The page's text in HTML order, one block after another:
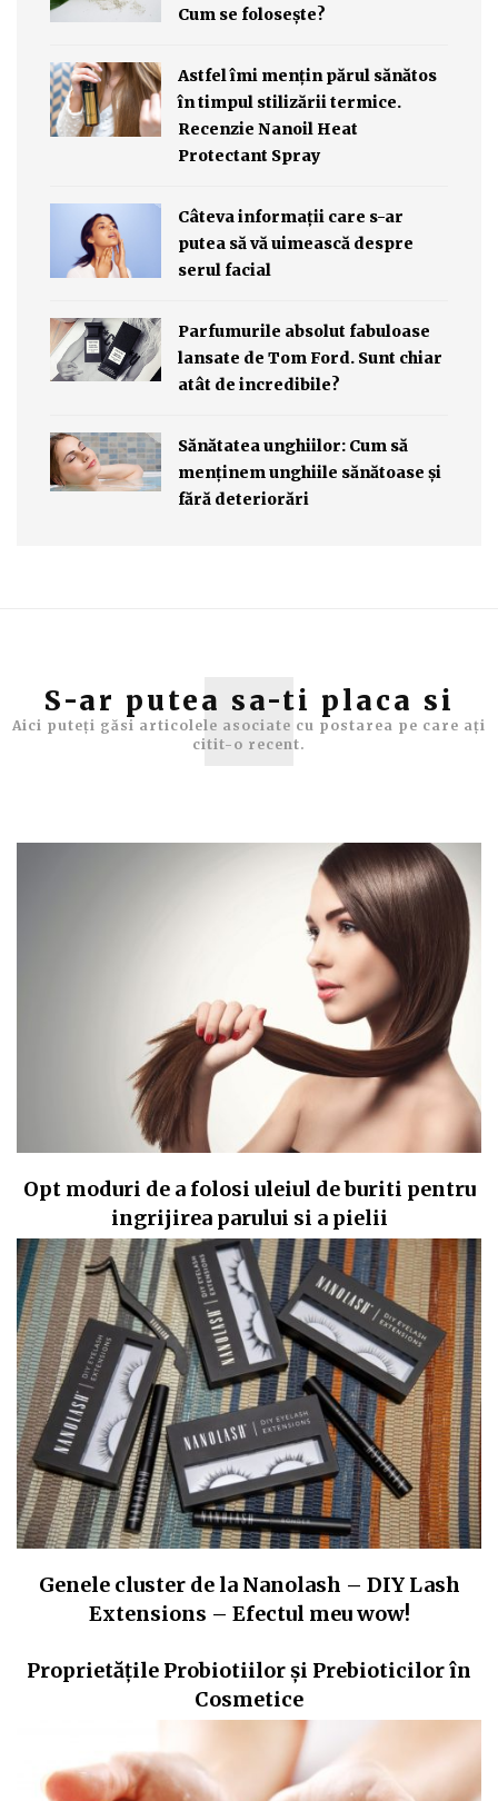
Cum se folosește?
Astfel îmi mențin părul sănătos
în timpul stilizării termice.
Recenzie Nanoil Heat
Protectant Spray
Câteva informații care s-ar
putea să vă uimească despre
serul facial
Parfumurile absolut fabuloase
lansate de Tom Ford. Sunt chiar
atât de incredibile?
Sănătatea unghiilor: Cum să
menținem unghiile sănătoase și
fără deteriorări
S-ar putea sa-ti placa si
Aici puteți găsi articolele asociate cu postarea pe care ați
citit-o recent.
Opt moduri de a folosi uleiul de buriti pentru
ingrijirea parului si a pielii
Genele cluster de la Nanolash – DIY Lash
Extensions – Efectul meu wow!
Proprietățile Probiotiilor și Prebioticilor în
Cosmetice